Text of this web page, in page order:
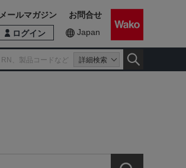
詳細検索
ログイン Japan
メールマガジン お問合せ